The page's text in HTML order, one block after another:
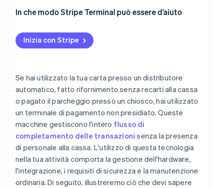
Casi d’uso specifici
Inserimento sicuro del PIN
Monitora in tempo reale
Metodi di pagamento
Sicurezza e conformità
Analisi costi-benefici
Controlli di routine
Pulizia e manutenzione
Aggiornamenti software:
Assistenza clienti
Riparazioni e sostituzioni
Pianificazione del ciclo di vita
Igiene della sicurezza
In che modo Stripe Terminal può essere d’aiuto
Inizia con Stripe
Se hai utilizzato la tua carta presso un distributore
automatico, fatto rifornimento senza recarti alla cassa
o pagato il parcheggio presso un chiosco, hai utilizzato
un terminale di pagamento non presidiato. Queste
macchine gestiscono l'intero flusso di
completamento delle transazioni senza la presenza
di personale alla cassa. L'utilizzo di questa tecnologia
nella tua attività comporta la gestione dell'hardware,
l'integrazione, i requisiti di sicurezza e la manutenzione
ordinaria. Di seguito, illustreremo ciò che devi sapere